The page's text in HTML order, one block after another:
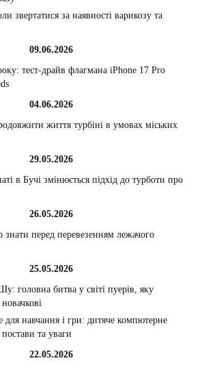
звертатися за наявності варикозу та
09.06.2026
тест-драйв флагмана iPhone 17 Pro
04.06.2026
життя турбіні в умовах міських
29.05.2026
в Бучі змінюється підхід до турботи про
26.05.2026
перед перевезенням лежачого
25.05.2026
головна битва у світі пуерів, яку
для навчання і гри: дитяче компютерне
та уваги
22.05.2026